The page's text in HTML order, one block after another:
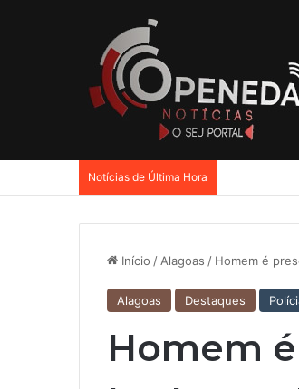
Notícias de Última Hora
Início / Alagoas / Homem é
Alagoas Destaques
Homem